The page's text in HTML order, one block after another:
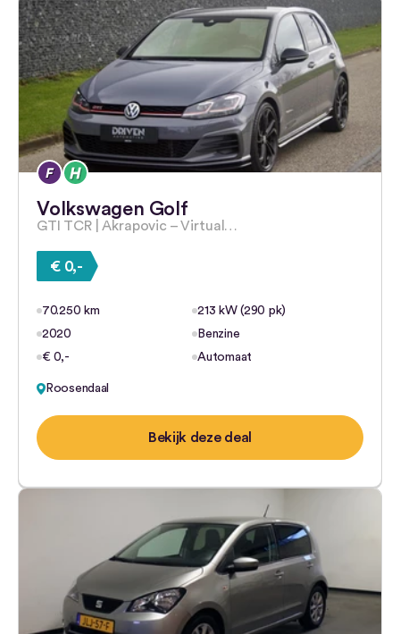
Volkswagen Golf
GTI TCR | Akrapovic – Virtual…
€ 0,-
70.250 km
213 kW (290 pk)
2020
Benzine
€ 0,-
Automaat
Roosendaal
Bekijk deze deal